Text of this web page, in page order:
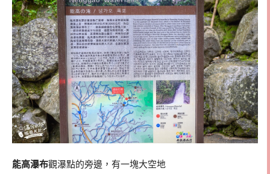
能高瀑布觀瀑點的旁邊，有一塊大空地